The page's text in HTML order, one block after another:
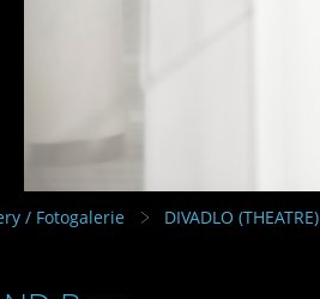
/ Fotogalerie DIVADLO (THEATRE)